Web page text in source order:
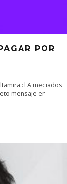
POR
A mediados
mensaje en